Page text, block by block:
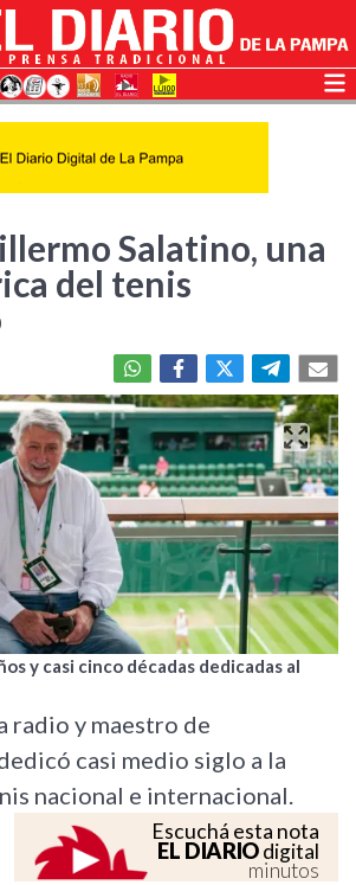
Salatino, una
del tenis
y casi cinco décadas dedicadas al
radio y maestro de
casi medio siglo a la
nacional e internacional.
Escuchá esta nota
EL DIARIOdigital
minutos